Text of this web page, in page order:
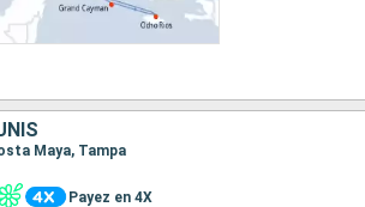
Maya, Tampa
Payez en 4X